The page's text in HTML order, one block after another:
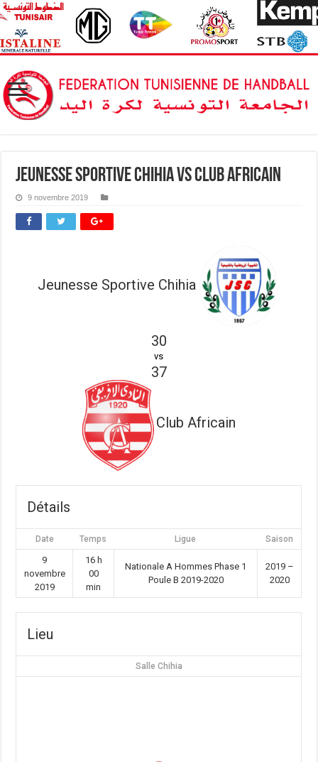
Jeunesse Sportive Chihia vs Club Africain
9 novembre 2019
Jeunesse Sportive Chihia
30
vs
37
Club Africain
Détails
Date Temps Ligue Saison
9
novembre
2019
16 h
00
min
Nationale A Hommes Phase 1
Poule B 2019-2020
2019 –
2020
Lieu
Salle Chihia